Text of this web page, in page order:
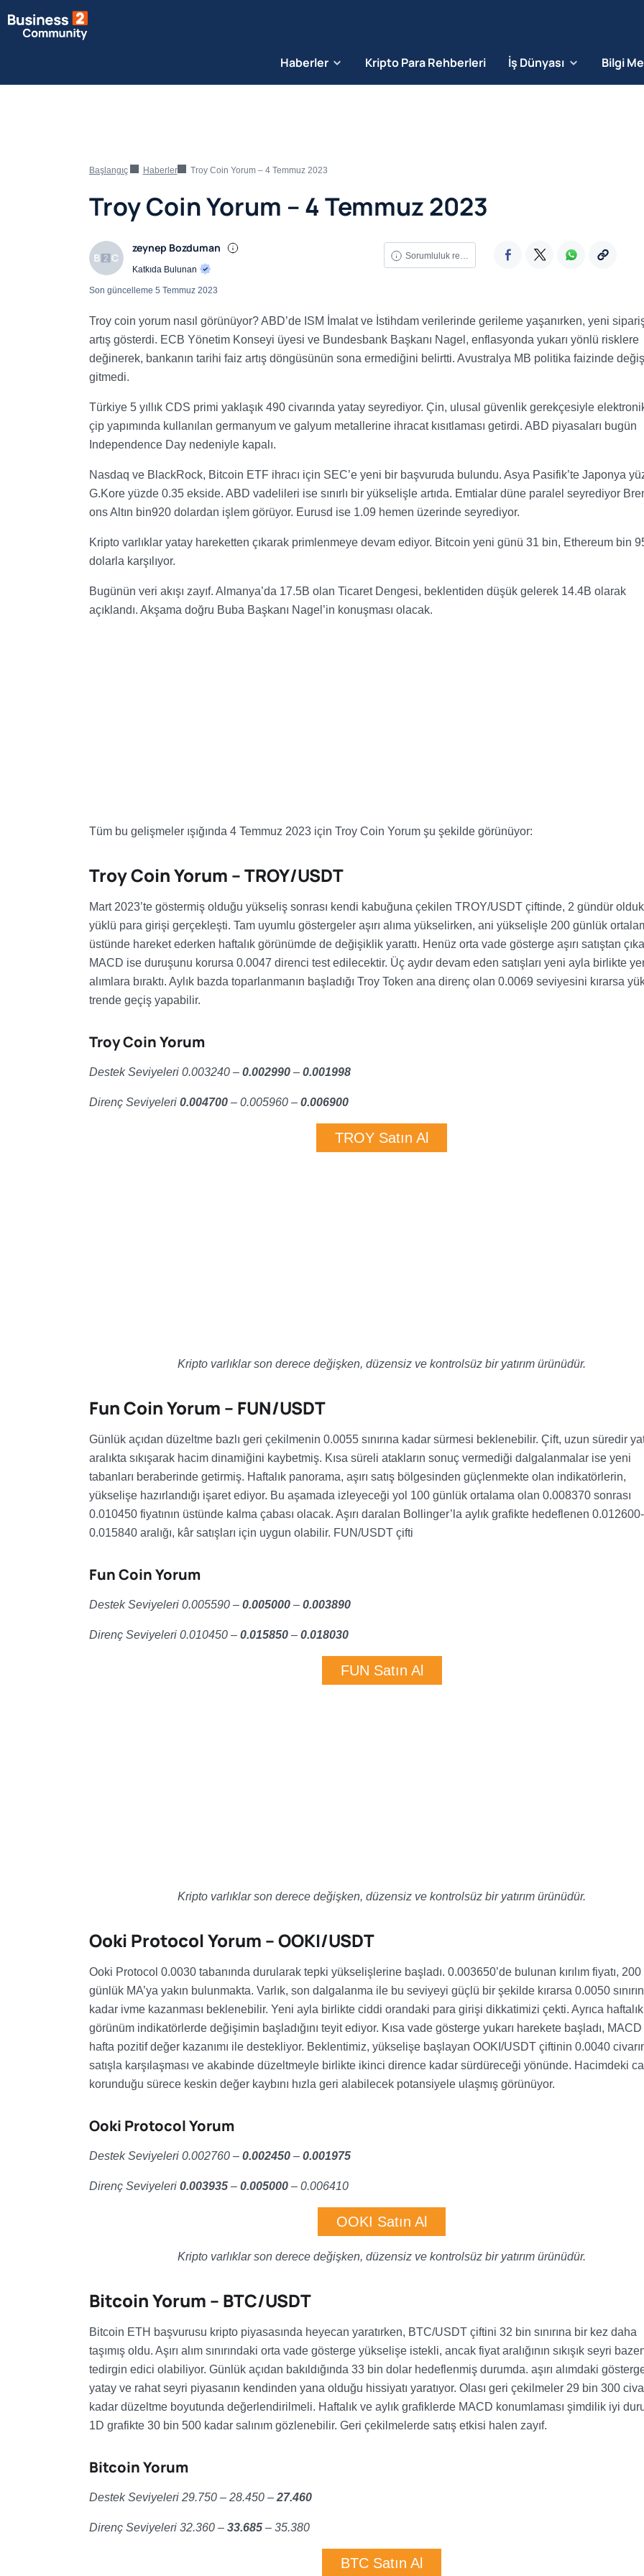
Haberler Kripto Para Rehberleri İş Dünyası Bilgi
Başlangıç Haberler Troy Coin Yorum – 4 Temmuz 2023
Troy Coin Yorum – 4 Temmuz 2023
zeynep Bozduman
Katkıda Bulunan
Sorumluluk reddi
Son güncelleme 5 Temmuz 2023
Troy coin yorum nasıl görünüyor? ABD’de ISM İmalat ve İstihdam verilerinde gerileme yaşanırken, yeni
artış gösterdi. ECB Yönetim Konseyi üyesi ve Bundesbank Başkanı Nagel, enflasyonda yukarı yönlü risklere
değinerek, bankanın tarihi faiz artış döngüsünün sona ermediğini belirtti. Avustralya MB politika faizinde
gitmedi.
Türkiye 5 yıllık CDS primi yaklaşık 490 civarında yatay seyrediyor. Çin, ulusal güvenlik gerekçesiyle
çip yapımında kullanılan germanyum ve galyum metallerine ihracat kısıtlaması getirdi. ABD piyasaları bugün
Independence Day nedeniyle kapalı.
Nasdaq ve BlackRock, Bitcoin ETF ihracı için SEC’e yeni bir başvuruda bulundu. Asya Pasifik’te Japonya
G.Kore yüzde 0.35 ekside. ABD vadelileri ise sınırlı bir yükselişle artıda. Emtialar düne paralel seyrediyor
ons Altın bin920 dolardan işlem görüyor. Eurusd ise 1.09 hemen üzerinde seyrediyor.
Kripto varlıklar yatay hareketten çıkarak primlenmeye devam ediyor. Bitcoin yeni günü 31 bin, Ethereum bin
dolarla karşılıyor.
Bugünün veri akışı zayıf. Almanya’da 17.5B olan Ticaret Dengesi, beklentiden düşük gelerek 14.4B olarak
açıklandı. Akşama doğru Buba Başkanı Nagel’in konuşması olacak.
Tüm bu gelişmeler ışığında 4 Temmuz 2023 için Troy Coin Yorum şu şekilde görünüyor:
Troy Coin Yorum – TROY/USDT
Mart 2023’te göstermiş olduğu yükseliş sonrası kendi kabuğuna çekilen TROY/USDT çiftinde, 2 gündür
yüklü para girişi gerçekleşti. Tam uyumlu göstergeler aşırı alıma yükselirken, ani yükselişle 200 günlük
üstünde hareket ederken haftalık görünümde de değişiklik yarattı. Henüz orta vade gösterge aşırı satıştan
MACD ise duruşunu korursa 0.0047 direnci test edilecektir. Üç aydır devam eden satışları yeni ayla birlikte
alımlara bıraktı. Aylık bazda toparlanmanın başladığı Troy Token ana direnç olan 0.0069 seviyesini kırarsa
trende geçiş yapabilir.
Troy Coin Yorum
Destek Seviyeleri 0.003240 – 0.002990– 0.001998
Direnç Seviyeleri 0.004700– 0.005960 – 0.006900
TROY Satın Al
Kripto varlıklar son derece değişken, düzensiz ve kontrolsüz bir yatırım ürünüdür.
Fun Coin Yorum – FUN/USDT
Günlük açıdan düzeltme bazlı geri çekilmenin 0.0055 sınırına kadar sürmesi beklenebilir. Çift, uzun süredir
aralıkta sıkışarak hacim dinamiğini kaybetmiş. Kısa süreli atakların sonuç vermediği dalgalanmalar ise yeni
tabanları beraberinde getirmiş. Haftalık panorama, aşırı satış bölgesinden güçlenmekte olan indikatörlerin,
yükselişe hazırlandığı işaret ediyor. Bu aşamada izleyeceği yol 100 günlük ortalama olan 0.008370 sonrası
0.010450 fiyatının üstünde kalma çabası olacak. Aşırı daralan Bollinger’la aylık grafikte hedeflenen 0.012600-
0.015840 aralığı, kâr satışları için uygun olabilir. FUN/USDT çifti
Fun Coin Yorum
Destek Seviyeleri 0.005590 – 0.005000– 0.003890
Direnç Seviyeleri 0.010450 – 0.015850– 0.018030
FUN Satın Al
Kripto varlıklar son derece değişken, düzensiz ve kontrolsüz bir yatırım ürünüdür.
Ooki Protocol Yorum – OOKI/USDT
Ooki Protocol 0.0030 tabanında durularak tepki yükselişlerine başladı. 0.003650’de bulunan kırılım fiyatı, 200
günlük MA’ya yakın bulunmakta. Varlık, son dalgalanma ile bu seviyeyi güçlü bir şekilde kırarsa 0.0050
kadar ivme kazanması beklenebilir. Yeni ayla birlikte ciddi orandaki para girişi dikkatimizi çekti. Ayrıca haftalık
görünüm indikatörlerde değişimin başladığını teyit ediyor. Kısa vade gösterge yukarı harekete başladı,
hafta pozitif değer kazanımı ile destekliyor. Beklentimiz, yükselişe başlayan OOKI/USDT çiftinin 0.0040
satışla karşılaşması ve akabinde düzeltmeyle birlikte ikinci dirence kadar sürdüreceği yönünde. Hacimdeki
korunduğu sürece keskin değer kaybını hızla geri alabilecek potansiyele ulaşmış görünüyor.
Ooki Protocol Yorum
Destek Seviyeleri 0.002760 – 0.002450– 0.001975
Direnç Seviyeleri 0.003935– 0.005000– 0.006410
OOKI Satın Al
Kripto varlıklar son derece değişken, düzensiz ve kontrolsüz bir yatırım ürünüdür.
Bitcoin Yorum – BTC/USDT
Bitcoin ETH başvurusu kripto piyasasında heyecan yaratırken, BTC/USDT çiftini 32 bin sınırına bir kez daha
taşımış oldu. Aşırı alım sınırındaki orta vade gösterge yükselişe istekli, ancak fiyat aralığının sıkışık seyri
tedirgin edici olabiliyor. Günlük açıdan bakıldığında 33 bin dolar hedeflenmiş durumda. aşırı alımdaki
yatay ve rahat seyri piyasanın kendinden yana olduğu hissiyatı yaratıyor. Olası geri çekilmeler 29 bin 300
kadar düzeltme boyutunda değerlendirilmeli. Haftalık ve aylık grafiklerde MACD konumlaması şimdilik iyi
1D grafikte 30 bin 500 kadar salınım gözlenebilir. Geri çekilmelerde satış etkisi halen zayıf.
Bitcoin Yorum
Destek Seviyeleri 29.750 – 28.450 – 27.460
Direnç Seviyeleri 32.360 – 33.685– 35.380
BTC Satın Al